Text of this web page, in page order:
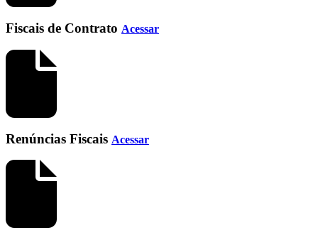
Fiscais de Contrato Acessar
Renúncias Fiscais Acessar